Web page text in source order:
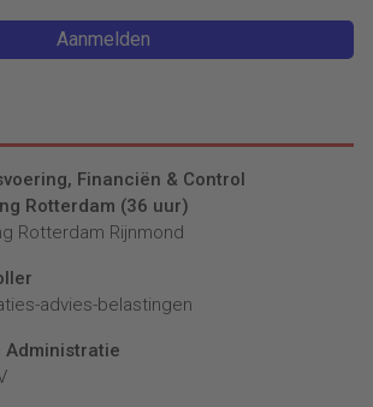
Aanmelden
Financiën & Control
Rotterdam (36 uur)
Rotterdam Rijnmond
advies-belastingen
Administratie